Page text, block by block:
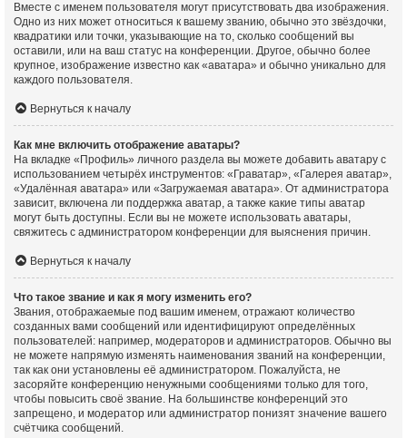
Вместе с именем пользователя могут присутствовать два изображения.
Одно из них может относиться к вашему званию, обычно это звёздочки,
квадратики или точки, указывающие на то, сколько сообщений вы
оставили, или на ваш статус на конференции. Другое, обычно более
крупное, изображение известно как «аватара» и обычно уникально для
каждого пользователя.
Вернуться к началу
Как мне включить отображение аватары?
На вкладке «Профиль» личного раздела вы можете добавить аватару с
использованием четырёх инструментов: «Граватар», «Галерея аватар»,
«Удалённая аватара» или «Загружаемая аватара». От администратора
зависит, включена ли поддержка аватар, а также какие типы аватар
могут быть доступны. Если вы не можете использовать аватары,
свяжитесь с администратором конференции для выяснения причин.
Вернуться к началу
Что такое звание и как я могу изменить его?
Звания, отображаемые под вашим именем, отражают количество
созданных вами сообщений или идентифицируют определённых
пользователей: например, модераторов и администраторов. Обычно вы
не можете напрямую изменять наименования званий на конференции,
так как они установлены её администратором. Пожалуйста, не
засоряйте конференцию ненужными сообщениями только для того,
чтобы повысить своё звание. На большинстве конференций это
запрещено, и модератор или администратор понизят значение вашего
счётчика сообщений.